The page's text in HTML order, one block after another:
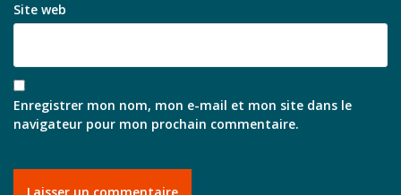
Site web
Enregistrer mon nom, mon e-mail et mon site dans le
navigateur pour mon prochain commentaire.